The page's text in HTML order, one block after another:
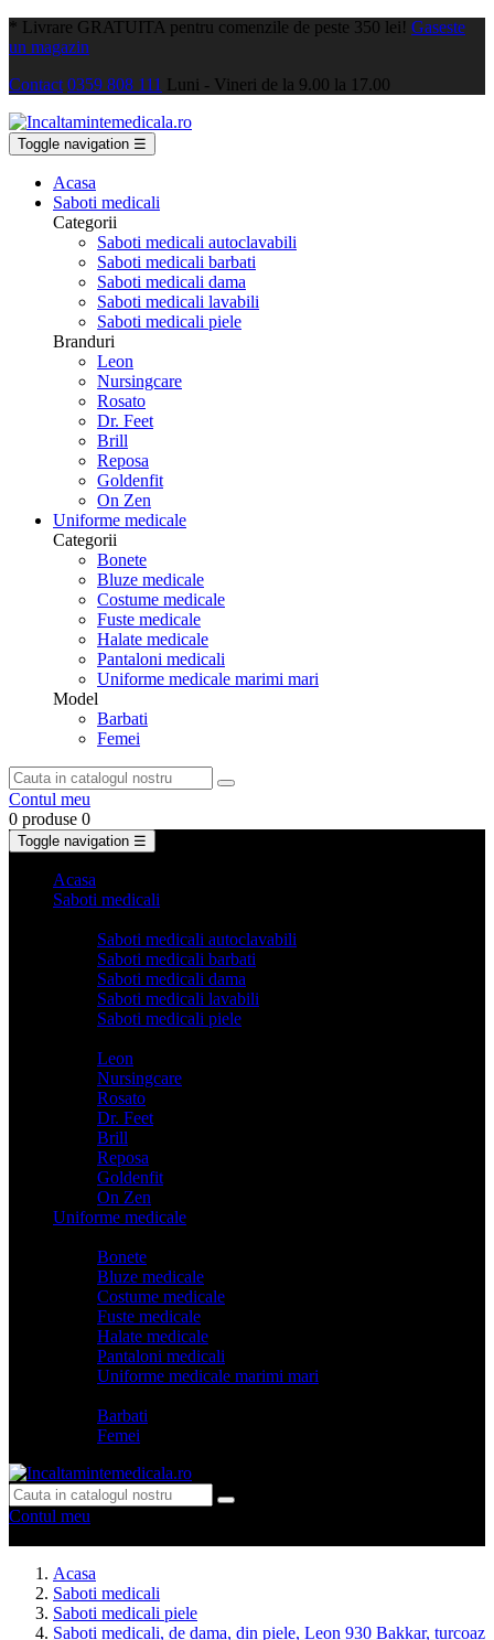
* Livrare GRATUITA pentru comenzile de peste 350 lei! Gaseste
un magazin
Contact 0359 808 111 Luni - Vineri de la 9.00 la 17.00
Toggle navigation ☰
Acasa
Saboti medicali
Categorii
Saboti medicali autoclavabili
Saboti medicali barbati
Saboti medicali dama
Saboti medicali lavabili
Saboti medicali piele
Branduri
Leon
Nursingcare
Rosato
Dr. Feet
Brill
Reposa
Goldenfit
On Zen
Uniforme medicale
Categorii
Bonete
Bluze medicale
Costume medicale
Fuste medicale
Halate medicale
Pantaloni medicali
Uniforme medicale marimi mari
Model
Barbati
Femei
Contul meu
0 produse 0
Toggle navigation ☰
Acasa
Saboti medicali
Saboti medicali autoclavabili
Saboti medicali barbati
Saboti medicali dama
Saboti medicali lavabili
Saboti medicali piele
Leon
Nursingcare
Rosato
Dr. Feet
Brill
Reposa
Goldenfit
On Zen
Uniforme medicale
Bonete
Bluze medicale
Costume medicale
Fuste medicale
Halate medicale
Pantaloni medicali
Uniforme medicale marimi mari
Barbati
Femei
Contul meu
Acasa
Saboti medicali
Saboti medicali piele
Saboti medicali, de dama, din piele, Leon 930 Bakkar, turcoaz